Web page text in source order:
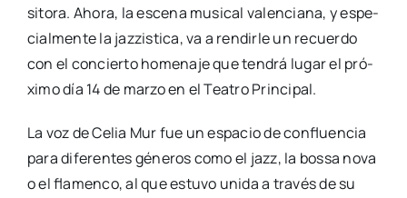
si­to­ra. Aho­ra, la esce­na musi­cal valen­cia­na, y espe­
cial­men­te la jaz­zis­ti­ca, va a ren­dir­le un recuer­do
con el con­cier­to home­na­je que ten­drá lugar el pró­
xi­mo día 14 de mar­zo en el Tea­tro Prin­ci­pal.
La voz de Celia Mur fue un espa­cio de con­fluen­cia
para dife­ren­tes géne­ros como el jazz, la bos­sa nova
o el fla­men­co, al que estu­vo uni­da a tra­vés de su